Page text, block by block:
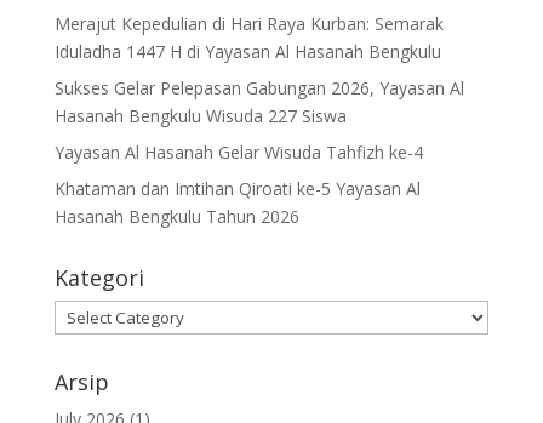
Merajut Kepedulian di Hari Raya Kurban: Semarak
Iduladha 1447 H di Yayasan Al Hasanah Bengkulu
Sukses Gelar Pelepasan Gabungan 2026, Yayasan Al
Hasanah Bengkulu Wisuda 227 Siswa
Yayasan Al Hasanah Gelar Wisuda Tahfizh ke-4
Khataman dan Imtihan Qiroati ke-5 Yayasan Al
Hasanah Bengkulu Tahun 2026
Kategori
Kategori
Arsip